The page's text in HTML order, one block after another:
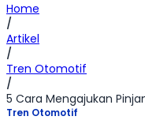
Home
/
Artikel
/
Tren Otomotif
/
5 Cara Mengajukan
Tren Otomotif